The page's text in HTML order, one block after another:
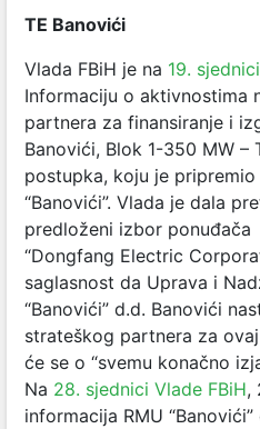
TE Banovići
Vlada FBiH je na 19. sjednici
Informaciju o aktivnostima
partnera za finansiranje i
Banovići, Blok 1-350 MW –
postupka, koju je
“Banovići”. Vlada je dala
predloženi izbor ponuđača
“Dongfang Electric
saglasnost da Uprava i
“Banovići” d.d. Banovići
strateškog partnera za
će se o “svemu konačno
Na 28. sjednici Vlade FBiH,
informacija RMU